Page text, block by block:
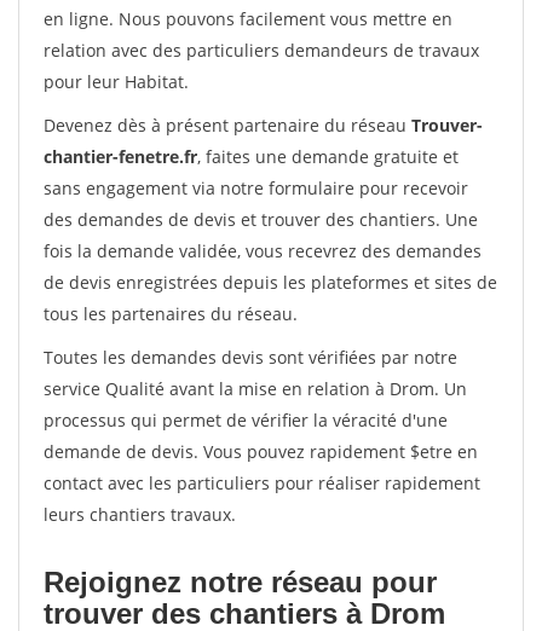
en ligne. Nous pouvons facilement vous mettre en
relation avec des particuliers demandeurs de travaux
pour leur Habitat.
Devenez dès à présent partenaire du réseau Trouver-
chantier-fenetre.fr, faites une demande gratuite et
sans engagement via notre formulaire pour recevoir
des demandes de devis et trouver des chantiers. Une
fois la demande validée, vous recevrez des demandes
de devis enregistrées depuis les plateformes et sites de
tous les partenaires du réseau.
Toutes les demandes devis sont vérifiées par notre
service Qualité avant la mise en relation à Drom. Un
processus qui permet de vérifier la véracité d'une
demande de devis. Vous pouvez rapidement $etre en
contact avec les particuliers pour réaliser rapidement
leurs chantiers travaux.
Rejoignez notre réseau pour
trouver des chantiers à Drom